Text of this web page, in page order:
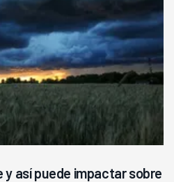
y así puede impactar sobre